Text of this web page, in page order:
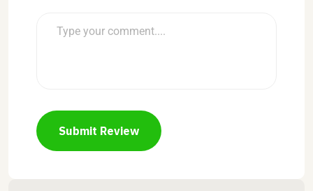
Submit Review